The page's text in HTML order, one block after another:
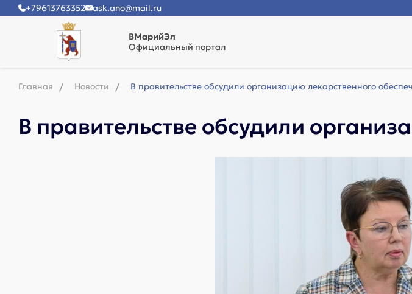
+79613763352 ask.ano@mail.ru
ВМарийЭл
Официальный портал
Главная Новости В правительстве обсудили организацию лекарственного
В правительстве обсудили